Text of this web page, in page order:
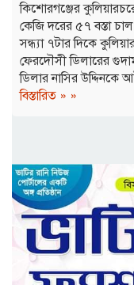
কিশোরগঞ্জের
কেজি দরের ৫৭ বস্তা
সন্ধ্যা ৭টার দিকে
ফেরদৌসী ডিলারের
ডিলার নাসির
বিস্তারিত » »